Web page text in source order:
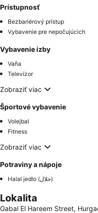
Prístupnosť
Bezbariérový prístup
Vybavenie pre nepočujúcich
Vybavenie izby
Vaňa
Televízor
Zobraziť viac
Športové vybavenie
Volejbal
Fitness
Zobraziť viac
Potraviny a nápoje
Halal jedlo (حلال)
Lokalita
Gabal El Hareem Street,